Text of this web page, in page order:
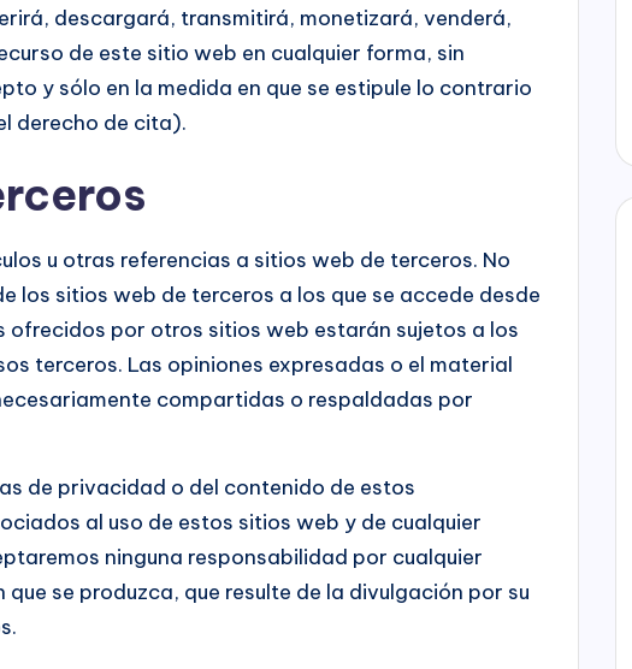
descargará, transmitirá, monetizará, venderá,
de este sitio web en cualquier forma, sin
y sólo en la medida en que se estipule lo contrario
derecho de cita).
u otras referencias a sitios web de terceros. No
los sitios web de terceros a los que se accede desde
por otros sitios web estarán sujetos a los
terceros. Las opiniones expresadas o el material
compartidas o respaldadas por
de privacidad o del contenido de estos
al uso de estos sitios web y de cualquier
ninguna responsabilidad por cualquier
se produzca, que resulte de la divulgación por su